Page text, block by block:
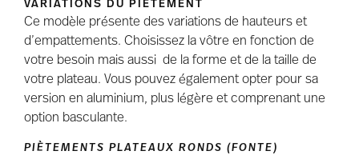
VARIATIONS DU PIÈTEMENT
Ce modèle présente des variations de hauteurs et
d’empattements. Choisissez la vôtre en fonction de
votre besoin mais aussi de la forme et de la taille de
votre plateau. Vous pouvez également opter pour sa
version en aluminium, plus légère et comprenant une
option basculante.
PIÈTEMENTS PLATEAUX RONDS (FONTE)